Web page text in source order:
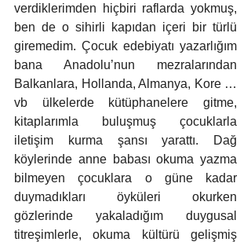
verdiklerimden hiçbiri raflarda yokmuş,
ben de o sihirli kapıdan içeri bir türlü
giremedim. Çocuk edebiyatı yazarlığım
bana Anadolu’nun mezralarından
Balkanlara, Hollanda, Almanya, Kore …
vb ülkelerde kütüphanelere gitme,
kitaplarımla buluşmuş çocuklarla
iletişim kurma şansı yarattı. Dağ
köylerinde anne babası okuma yazma
bilmeyen çocuklara o güne kadar
duymadıkları öyküleri okurken
gözlerinde yakaladığım duygusal
titreşimlerle, okuma kültürü gelişmiş